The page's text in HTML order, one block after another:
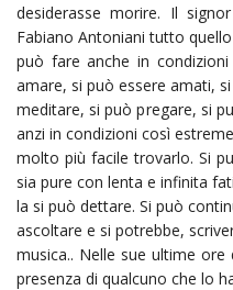
desiderasse morire. Il
Fabiano Antoniani tutto
può fare anche in
amare, si può essere amati,
meditare, si può pregare, si
anzi in condizioni così
molto più facile trovarlo. Si
sia pure con lenta e infinita
la si può dettare. Si può
ascoltare e si potrebbe,
musica.. Nelle sue ultime
presenza di qualcuno che lo